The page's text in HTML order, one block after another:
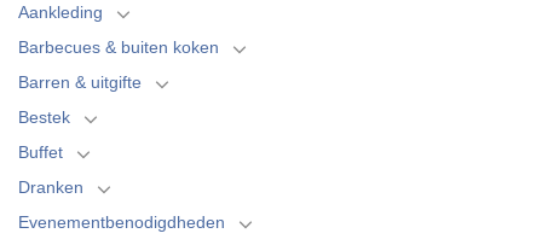
Aankleding
Barbecues & buiten koken
Barren & uitgifte
Bestek
Buffet
Dranken
Evenementbenodigdheden